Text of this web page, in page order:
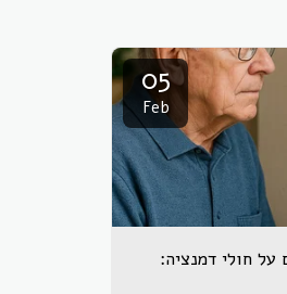
05
Feb
חולי דמנציה: